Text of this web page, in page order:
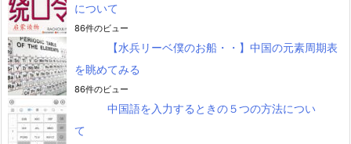
について
86件のビュー
【水兵リーベ僕のお船・・】中国の元素周期表
を眺めてみる
86件のビュー
中国語を入力するときの５つの方法につい
て